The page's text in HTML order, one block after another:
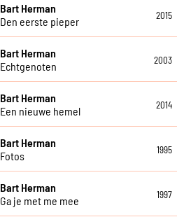
Bart Herman
Den eerste pieper
2015
Bart Herman
Echtgenoten
2003
Bart Herman
Een nieuwe hemel
2014
Bart Herman
Fotos
1995
Bart Herman
Ga je met me mee
1997